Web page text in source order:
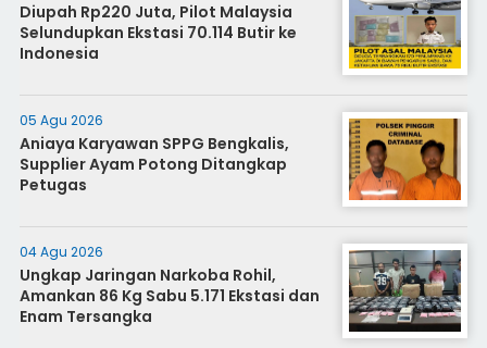
Diupah Rp220 Juta, Pilot Malaysia
Selundupkan Ekstasi 70.114 Butir ke
Indonesia
05 Agu 2026
Aniaya Karyawan SPPG Bengkalis,
Supplier Ayam Potong Ditangkap
Petugas
04 Agu 2026
Ungkap Jaringan Narkoba Rohil,
Amankan 86 Kg Sabu 5.171 Ekstasi dan
Enam Tersangka